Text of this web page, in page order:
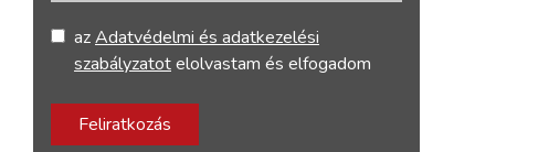
azAdatvédelmi és adatkezelési
szabályzatotelolvastam és elfogadom
Feliratkozás